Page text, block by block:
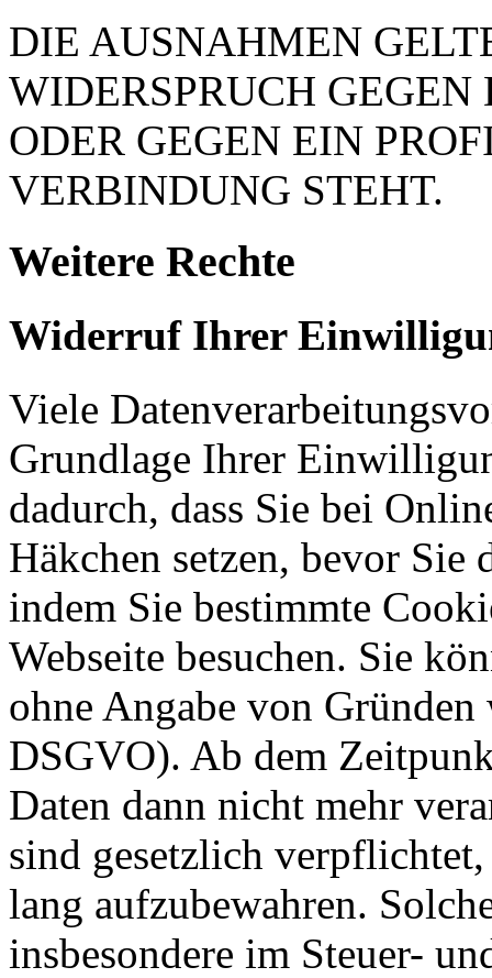
DIE AUSNAHMEN
WIDERSPRUCH
ODER GEGEN EIN
VERBINDUNG STEHT.
Weitere Rechte
Widerruf Ihrer
Viele
Grundlage Ihrer
dadurch, dass Sie bei
Häkchen setzen, bevor Sie
indem Sie bestimmte
Webseite besuchen. Sie
ohne Angabe von
DSGVO). Ab dem
Daten dann nicht mehr
sind gesetzlich
lang aufzubewahren.
insbesondere im Steuer-